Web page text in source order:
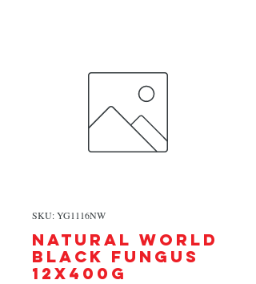
SKU: YG1116NW
NATURAL WORLD
BLACK FUNGUS
12x400g